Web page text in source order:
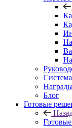
Блог
Готовые